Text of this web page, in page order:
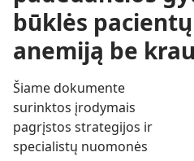
būklės
anemiją be
Šiame dokumente
surinktos įrodymais
pagrįstos strategijos ir
specialistų nuomonės